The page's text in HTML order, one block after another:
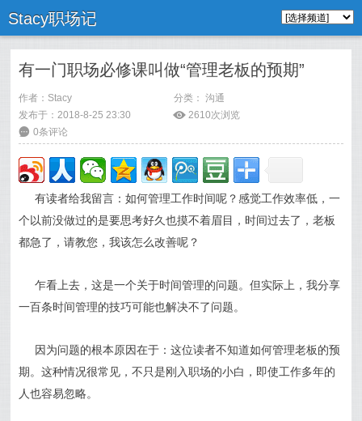
Stacy职场记
有一门职场必修课叫做“管理老板的预期”
作者： Stacy 分类： 沟通
发布于：2018-8-25 23:30
ė 2610次浏览
6 0条评论
有读者给我留言：如何管理工作时间呢？感觉工作效率低，一
个以前没做过的是要思考好久也摸不着眉目，时间过去了，老板
都急了，请教您，我该怎么改善呢？
乍看上去，这是一个关于时间管理的问题。但实际上，我分享
一百条时间管理的技巧可能也解决不了问题。
因为问题的根本原因在于：这位读者不知道如何管理老板的预
期。这种情况很常见，不只是刚入职场的小白，即使工作多年的
人也容易忽略。